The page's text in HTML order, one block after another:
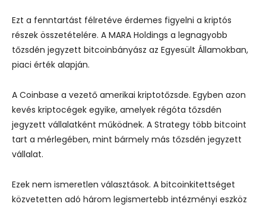
Ezt a fenntartást félretéve érdemes figyelni a kriptós
részek összetételére. A MARA Holdings a legnagyobb
tőzsdén jegyzett bitcoinbányász az Egyesült Államokban,
piaci érték alapján.
A Coinbase a vezető amerikai kriptotőzsde. Egyben azon
kevés kriptocégek egyike, amelyek régóta tőzsdén
jegyzett vállalatként működnek. A Strategy több bitcoint
tart a mérlegében, mint bármely más tőzsdén jegyzett
vállalat.
Ezek nem ismeretlen választások. A bitcoinkitettséget
közvetetten adó három legismertebb intézményi eszköz